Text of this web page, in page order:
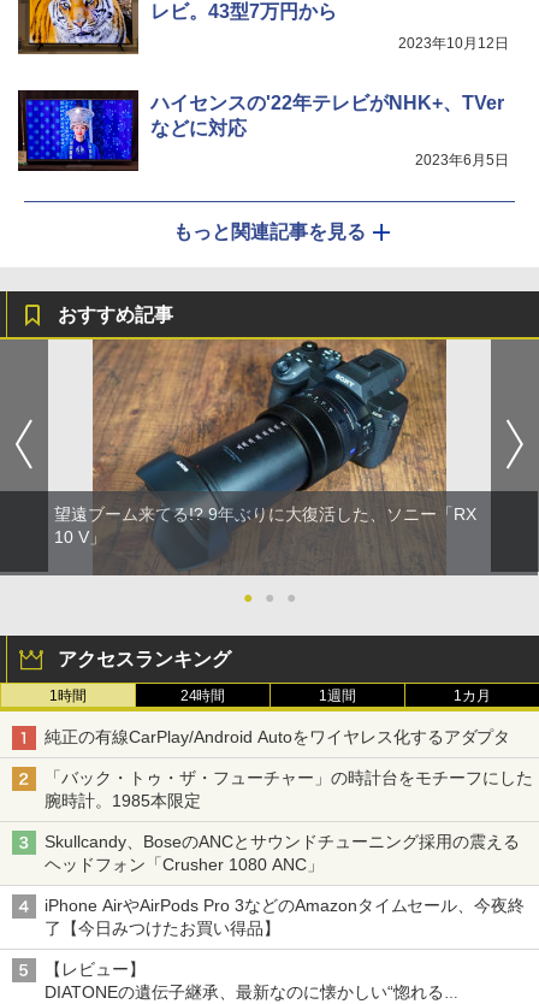
レビ。43型7万円から
2023年10月12日
ハイセンスの'22年テレビがNHK+、TVer
などに対応
2023年6月5日
もっと関連記事を見る
おすすめ記事
望遠ブーム来てる!? 9年ぶりに大復活した、ソニー「RX
10 V」
● ● ●
アクセスランキング
1時間 24時間 1週間 1カ月
純正の有線CarPlay/Android Autoをワイヤレス化するアダプタ
「バック・トゥ・ザ・フューチャー」の時計台をモチーフにした
腕時計。1985本限定
Skullcandy、BoseのANCとサウンドチューニング採用の震える
ヘッドフォン「Crusher 1080 ANC」
iPhone AirやAirPods Pro 3などのAmazonタイムセール、今夜終
了【今日みつけたお買い得品】
【レビュー】
DIATONEの遺伝子継承、最新なのに懐かしい“惚れる